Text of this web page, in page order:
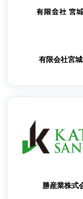
有限会社宮
勝産業株式